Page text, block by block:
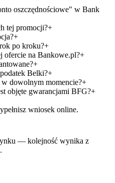
oszczędnościowe" w Bank
tej promocji?+
+
po kroku?+
ofercie na Bankowe.pl?+
+
Belki?+
w dowolnym momencie?+
objęte gwarancjami BFG?+
wniosek online.
— kolejność wynika z